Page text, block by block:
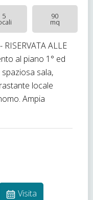
5 90
mq
RISERVATA ALLE
al piano 1° ed
sala,
locale
Ampia
Visita